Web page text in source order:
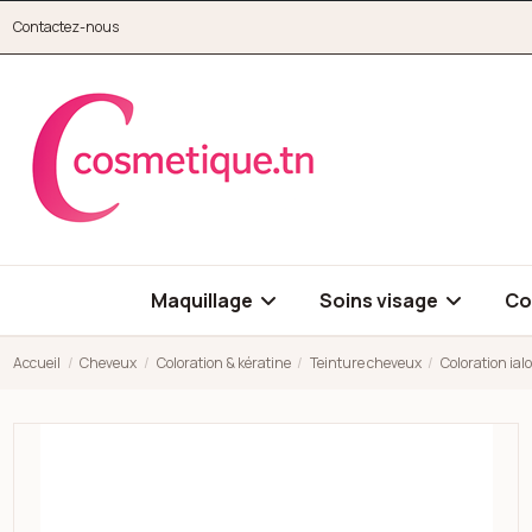
Contactez-nous
Maquillage Soins visage
Accueil Cheveux Coloration & kératine Teinture cheveux Coloration